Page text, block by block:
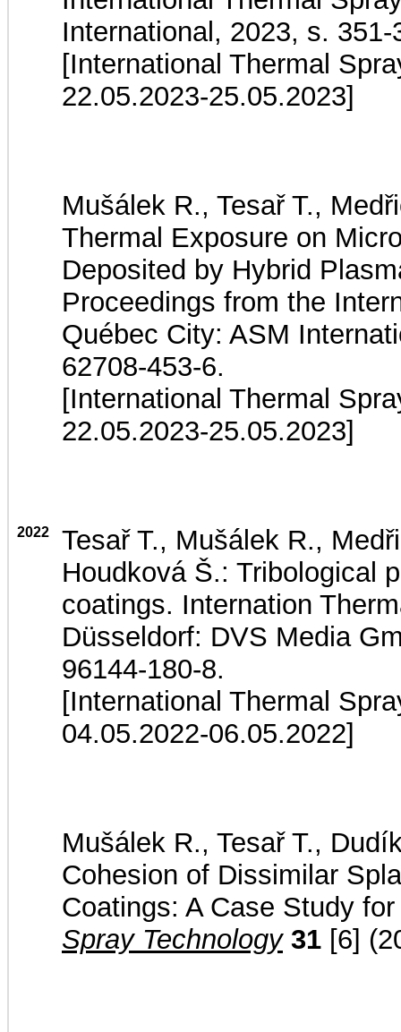
International, 2023, s.
[International Thermal
22.05.2023-25.05.2023]
Mušálek R., Tesař T.,
Thermal Exposure on
Deposited by Hybrid
Proceedings from the
Québec City: ASM
62708-453-6.
[International Thermal
22.05.2023-25.05.2023]
2022
Tesař T., Mušálek R.,
Houdková Š.: Tribological
coatings. Internation
Düsseldorf: DVS Media
96144-180-8.
[International Thermal
04.05.2022-06.05.2022]
Mušálek R., Tesař T.,
Cohesion of Dissimilar
Coatings: A Case Study
Spray Technology 31 [6]